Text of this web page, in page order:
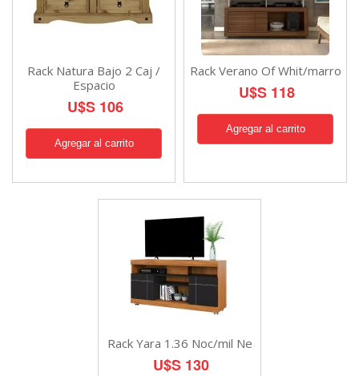
Rack Natura Bajo 2 Caj /
Espacio
U$S 106
Rack Verano Of Whit/marro
U$S 118
Rack Yara 1.36 Noc/mil Ne
U$S 130